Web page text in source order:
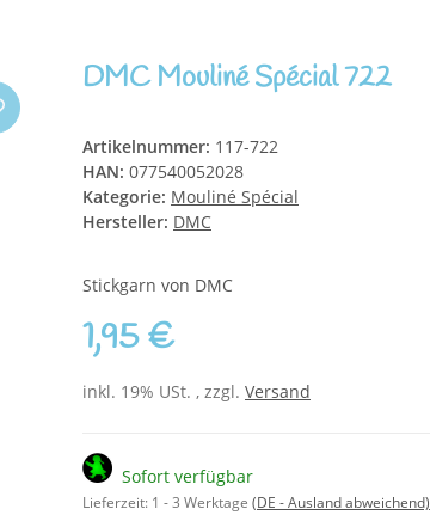
DMC Mouliné Spécial 722
Artikelnummer: 117-722
HAN: 077540052028
Kategorie: Mouliné Spécial
Hersteller: DMC
Stickgarn von DMC
1,95 €
inkl. 19% USt. , zzgl. Versand
Sofort verfügbar
Lieferzeit: 1 - 3 Werktage (DE - Ausland abweichend)